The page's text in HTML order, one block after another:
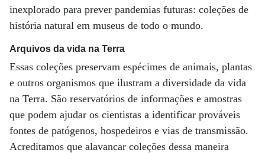
inexplorado para prever pandemias futuras: coleções de
história natural em museus de todo o mundo.
Arquivos da vida na Terra
Essas coleções preservam espécimes de animais, plantas
e outros organismos que ilustram a diversidade da vida
na Terra. São reservatórios de informações e amostras
que podem ajudar os cientistas a identificar prováveis ​​
fontes de patógenos, hospedeiros e vias de transmissão.
Acreditamos que alavancar coleções dessa maneira